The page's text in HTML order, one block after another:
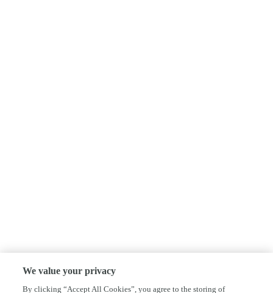
We value your privacy
By clicking “Accept All Cookies”, you agree to the storing of